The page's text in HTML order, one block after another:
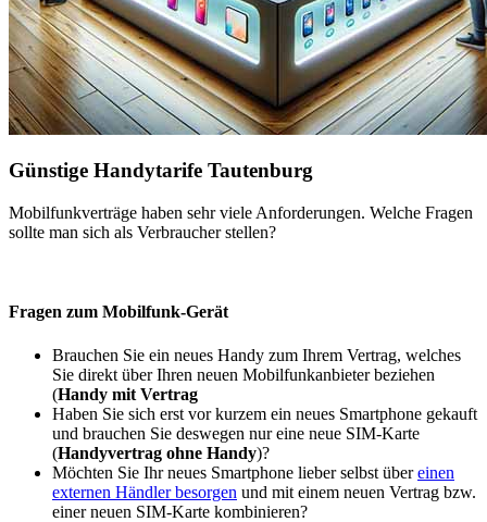
Günstige Handytarife Tautenburg
Mobilfunkverträge haben sehr viele Anforderungen. Welche Fragen
sollte man sich als Verbraucher stellen?
Fragen zum Mobilfunk-Gerät
Brauchen Sie ein neues Handy zum Ihrem Vertrag, welches
Sie direkt über Ihren neuen Mobilfunkanbieter beziehen
(Handy mit Vertrag
Haben Sie sich erst vor kurzem ein neues Smartphone gekauft
und brauchen Sie deswegen nur eine neue SIM-Karte
(Handyvertrag ohne Handy)?
Möchten Sie Ihr neues Smartphone lieber selbst übereinen
externen Händler besorgen und mit einem neuen Vertrag bzw.
einer neuen SIM-Karte kombinieren?